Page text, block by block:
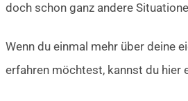
doch schon ganz andere
Wenn du einmal mehr über deine
erfahren möchtest, kannst du hier